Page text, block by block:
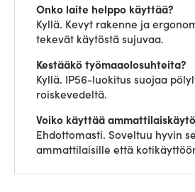
Onko laite helppo käyttää?
Kyllä. Kevyt rakenne ja
tekevät käytöstä sujuvaa.
Kestääkö työmaaolosuhteita?
Kyllä. IP56-luokitus suojaa
roiskevedeltä.
Voiko käyttää
Ehdottomasti. Soveltuu hyvin
ammattilaisille että